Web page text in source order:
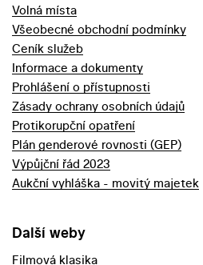
Volná místa
Všeobecné obchodní podmínky
Ceník služeb
Informace a dokumenty
Prohlášení o přístupnosti
Zásady ochrany osobních údajů
Protikorupční opatření
Plán genderové rovnosti (GEP)
Výpůjční řád 2023
Aukční vyhláška - movitý majetek
Další weby
Filmová klasika